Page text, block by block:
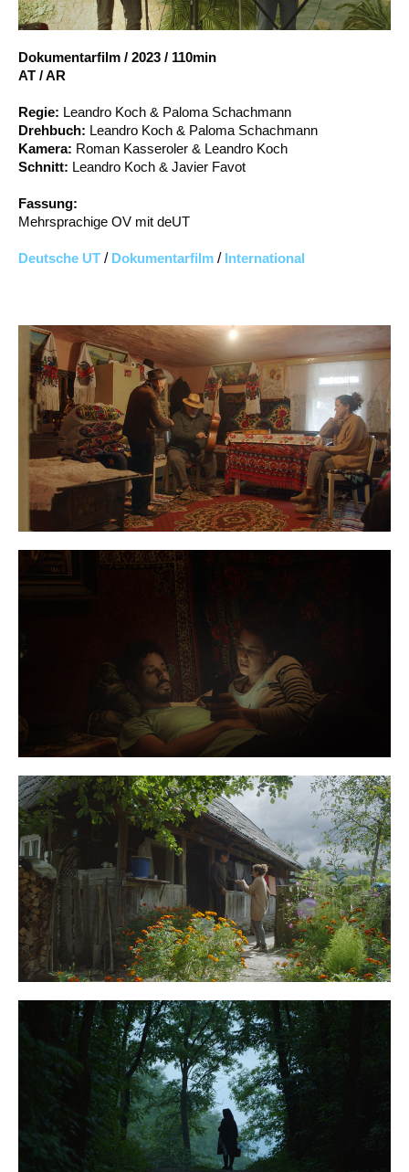
Account
Dokumentarfilm / 2023 / 110min
AT / AR
Regie: Leandro Koch & Paloma Schachmann
Drehbuch: Leandro Koch & Paloma Schachmann
Kamera: Roman Kasseroler & Leandro Koch
Schnitt: Leandro Koch & Javier Favot
Fassung:
Mehrsprachige OV mit deUT
Deutsche UT / Dokumentarfilm / International